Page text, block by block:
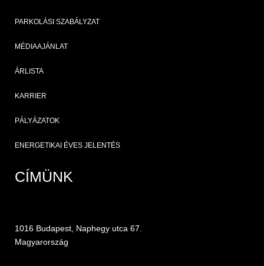
PARKOLÁSI SZABÁLYZAT
MÉDIAAJÁNLAT
ÁRLISTA
KARRIER
PÁLYÁZATOK
ENERGETIKAI ÉVES JELENTÉS
CÍMÜNK
1016 Budapest, Naphegy utca 67.
Magyarország